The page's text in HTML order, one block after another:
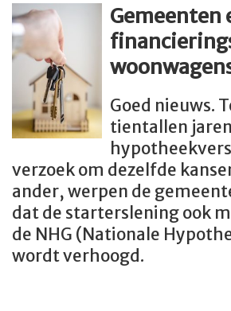
Gemeenten
Goed nieuws.
tientallen
verzoek om dezelfde
ander, werpen de
dat de starterslening ook
de NHG (Nationale
wordt verhoogd.